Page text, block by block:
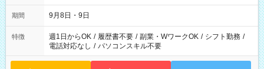
時間は変更となる可能性があります
期間 9月8日・9日
特徴 週1日からOK / 履歴書不要 / 副業・WワークOK / シフト勤務 /
電話対応なし / パソコンスキル不要